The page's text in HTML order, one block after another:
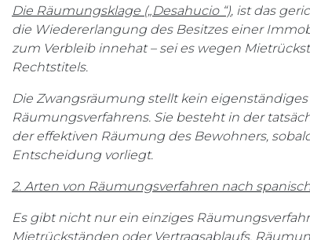
Die Räumungsklage („Desahucio “), ist das
die Wiedererlangung des Besitzes einer
zum Verbleib innehat – sei es wegen
Rechtstitels.
Die Zwangsräumung stellt kein
Räumungsverfahrens. Sie besteht in der
der effektiven Räumung des Bewohners,
Entscheidung vorliegt.
2. Arten von Räumungsverfahren nach
Es gibt nicht nur ein einziges
Mietrückständen oder Vertragsablaufs,